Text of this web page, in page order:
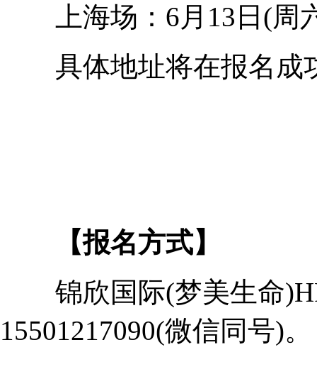
上海场：6月13日(周
具体地址将在报名成
【报名方式】
锦欣国际(梦美生命
15501217090(微信同号)。